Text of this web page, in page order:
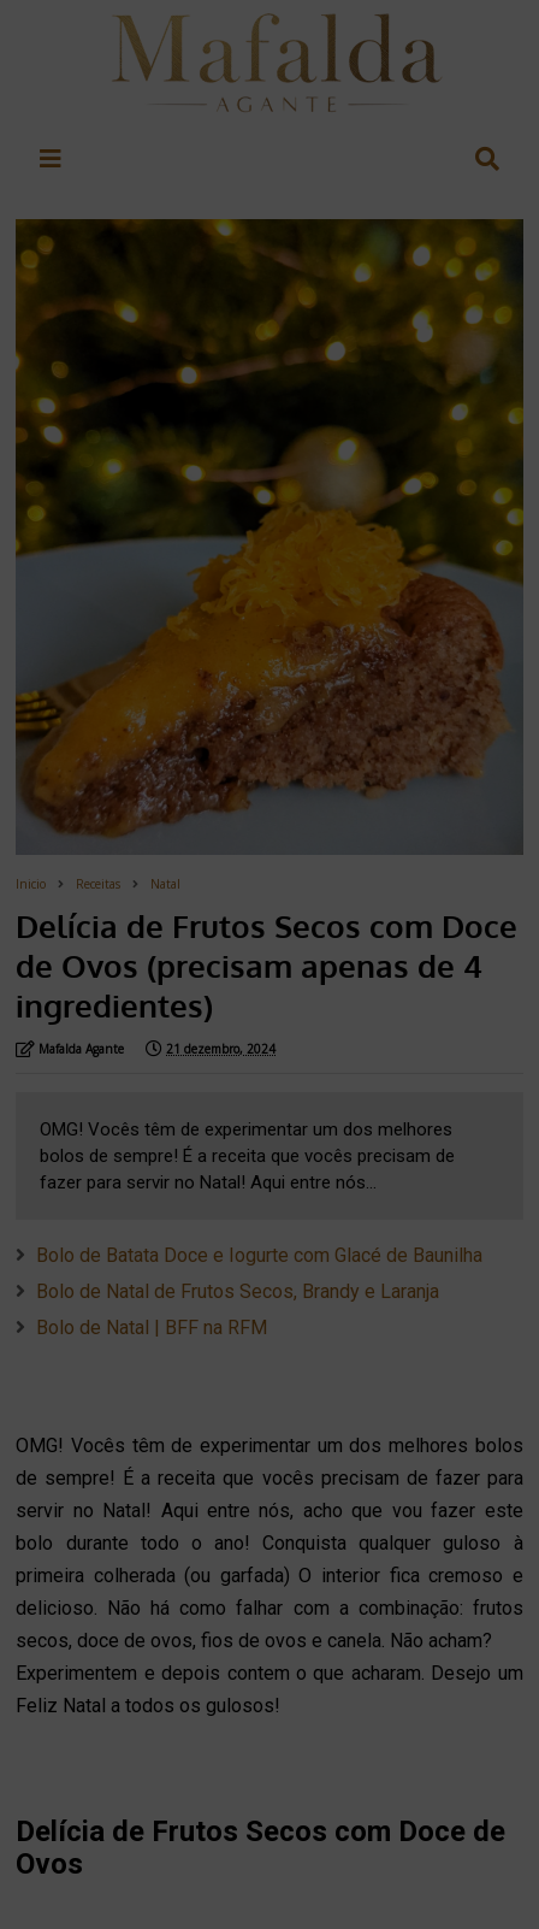
Inicio Receitas Natal
Delícia de Frutos Secos com Doce
de Ovos (precisam apenas de 4
ingredientes)
Mafalda Agante 21 dezembro, 2024
OMG! Vocês têm de experimentar um dos melhores
bolos de sempre! É a receita que vocês precisam de
fazer para servir no Natal! Aqui entre nós...
Bolo de Batata Doce e Iogurte com Glacé de Baunilha
Bolo de Natal de Frutos Secos, Brandy e Laranja
Bolo de Natal | BFF na RFM
OMG! Vocês têm de experimentar um dos melhores bolos
de sempre! É a receita que vocês precisam de fazer para
servir no Natal! Aqui entre nós, acho que vou fazer este
bolo durante todo o ano! Conquista qualquer guloso à
primeira colherada (ou garfada) O interior fica cremoso e
delicioso. Não há como falhar com a combinação: frutos
secos, doce de ovos, fios de ovos e canela. Não acham?
Experimentem e depois contem o que acharam. Desejo um
Feliz Natal a todos os gulosos!
Delícia de Frutos Secos com Doce de
Ovos